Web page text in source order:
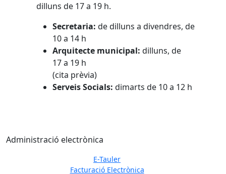
dilluns de 17 a 19 h.
Secretaria: de dilluns a divendres, de
10 a 14 h
Arquitecte municipal: dilluns, de
17 a 19 h
(cita prèvia)
Serveis Socials: dimarts de 10 a 12 h
Administració electrònica
E-Tauler
Facturació Electrònica